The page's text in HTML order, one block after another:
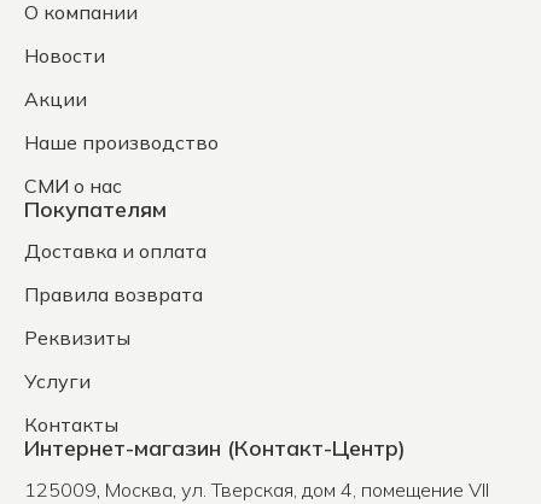
О компании
Новости
Акции
Наше производство
СМИ о нас
Покупателям
Доставка и оплата
Правила возврата
Реквизиты
Услуги
Контакты
Интернет-магазин (Контакт-Центр)
125009, Москва, ул. Тверская, дом 4, помещение VII